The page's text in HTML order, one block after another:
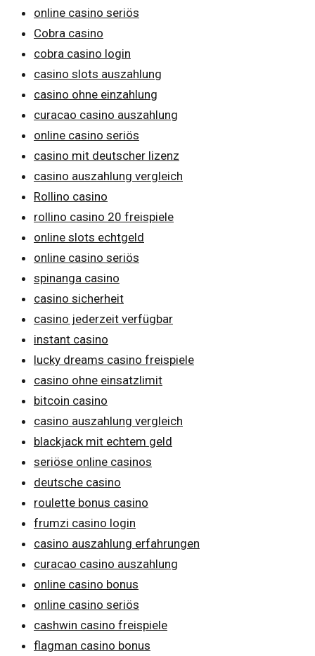
online casino seriös
Cobra casino
cobra casino login
casino slots auszahlung
casino ohne einzahlung
curacao casino auszahlung
online casino seriös
casino mit deutscher lizenz
casino auszahlung vergleich
Rollino casino
rollino casino 20 freispiele
online slots echtgeld
online casino seriös
spinanga casino
casino sicherheit
casino jederzeit verfügbar
instant casino
lucky dreams casino freispiele
casino ohne einsatzlimit
bitcoin casino
casino auszahlung vergleich
blackjack mit echtem geld
seriöse online casinos
deutsche casino
roulette bonus casino
frumzi casino login
casino auszahlung erfahrungen
curacao casino auszahlung
online casino bonus
online casino seriös
cashwin casino freispiele
flagman casino bonus